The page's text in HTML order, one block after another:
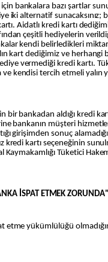
için bankalara bazı şartlar
iki alternatif sunacaksınız;
Aidatlı kredi kartı
çeşitli hediyelerin
kendi belirledikleri
kart dediğimiz ve herhangi
vermediği kredi kartı.
kendisi tercih etmeli yalın
bir bankadan aldığı kredi
bankanın müşteri
girişimden sonuç
kartı seçeneğinin
Tüketici
İSPAT ETMEK ZORUNDA"
etme yükümlülüğü